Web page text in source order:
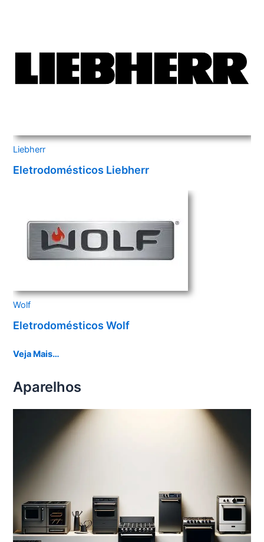
Liebherr
Eletrodomésticos Liebherr
Wolf
Eletrodomésticos Wolf
Veja Mais…
Aparelhos